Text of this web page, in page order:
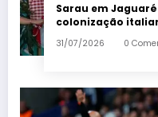
Sarau em
colonização
trambolhão da
31/07/2026 0